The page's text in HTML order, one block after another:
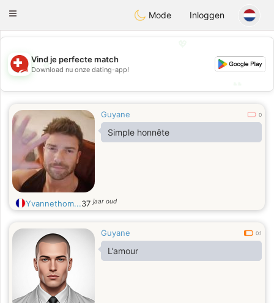
Suissi
Toggle
Mode Inloggen
💖
💕
Vind je perfecte match
Download nu onze dating-app!
Guyane 0
Simple honnête
Yvannethom...37jaar oud
Guyane 0.1
L’amour